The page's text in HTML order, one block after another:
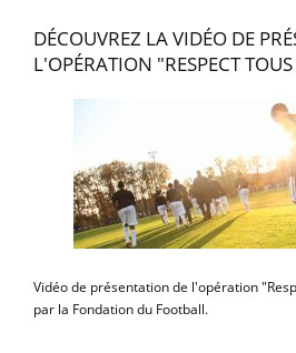
DÉCOUVREZ LA VIDÉO DE
L'OPÉRATION "RESPECT
Vidéo de présentation de l'opération
par la Fondation du Football.